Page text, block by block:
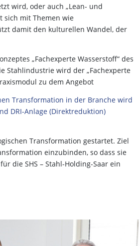
wird, oder auch „Lean- und
sich mit Themen wie
damit den kulturellen Wandel, der
„Fachexperte Wasserstoff“ des
Stahlindustrie wird der „Fachexperte
zu dem Angebot
Transformation in der Branche wird
DRI-Anlage (Direktreduktion)
Transformation gestartet. Ziel
einzubinden, so dass sie
die SHS – Stahl-Holding-Saar ein